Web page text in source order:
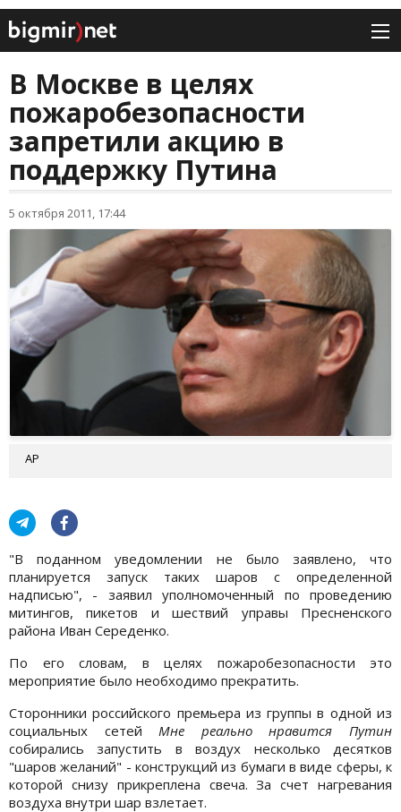
В Москве в целях
пожаробезопасности
запретили акцию в
поддержку Путина
5 октября 2011, 17:44
АР
"В поданном уведомлении не было заявлено, что
планируется запуск таких шаров с определенной
надписью", - заявил уполномоченный по проведению
митингов, пикетов и шествий управы Пресненского
района Иван Середенко.
По его словам, в целях пожаробезопасности это
мероприятие было необходимо прекратить.
Сторонники российского премьера из группы в одной из
социальных сетей Мне реально нравится Путин
собирались запустить в воздух несколько десятков
"шаров желаний" - конструкций из бумаги в виде сферы, к
которой снизу прикреплена свеча. За счет нагревания
воздуха внутри шар взлетает.